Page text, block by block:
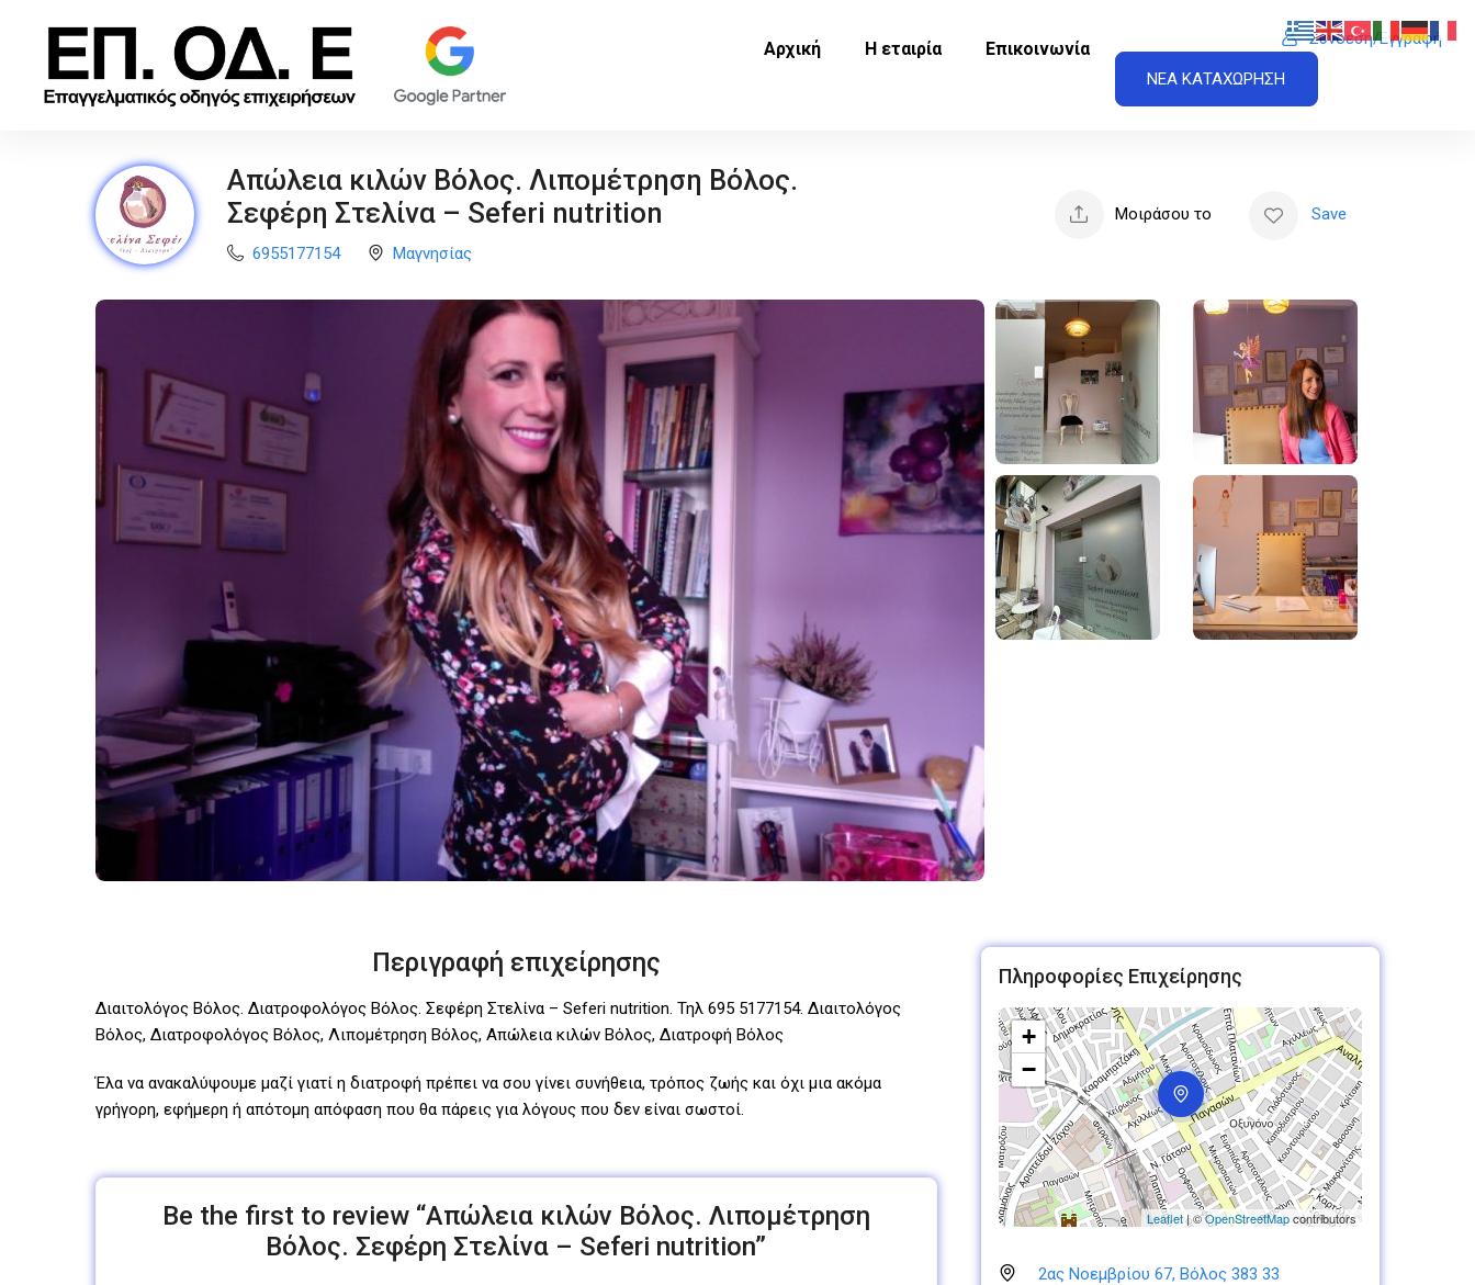
Αρχική Η εταιρία Επικοινωνία
Σύνδεση/Εγγραφή
ΝΕΑ ΚΑΤΑΧΩΡΗΣΗ
Απώλεια κιλών Βόλος. Λιπομέτρηση Βόλος.
Σεφέρη Στελίνα – Seferi nutrition
6955177154 Μαγνησίας
Μοιράσου το Save
Περιγραφή επιχείρησης
Διαιτολόγος Βόλος. Διατροφολόγος Βόλος. Σεφέρη Στελίνα – Seferi nutrition. Τηλ 695 5177154. Διαιτολόγος
Βόλος, Διατροφολόγος Βόλος, Λιπομέτρηση Βόλος, Απώλεια κιλών Βόλος, Διατροφή Βόλος
Έλα να ανακαλύψουμε μαζί γιατί η διατροφή πρέπει να σου γίνει συνήθεια, τρόπος ζωής και όχι μια ακόμα
γρήγορη, εφήμερη ή απότομη απόφαση που θα πάρεις για λόγους που δεν είναι σωστοί.
Be the first to review “Απώλεια κιλών Βόλος. Λιπομέτρηση
Βόλος. Σεφέρη Στελίνα – Seferi nutrition”
Πληροφορίες Επιχείρησης
+
−
Leaflet| ©OpenStreetMapcontributors
2ας Νοεμβρίου 67, Βόλος 383 33